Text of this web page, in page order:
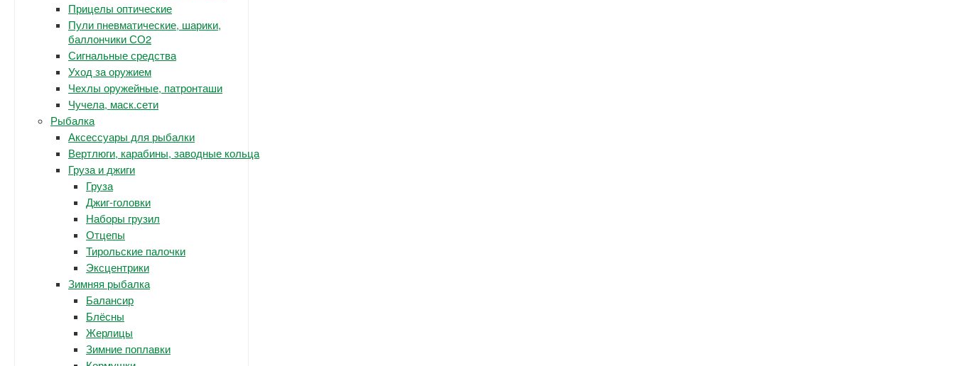
Прицелы оптические
Пули пневматические, шарики,
баллончики СО2
Сигнальные средства
Уход за оружием
Чехлы оружейные, патронташи
Чучела, маск.сети
Рыбалка
Аксессуары для рыбалки
Вертлюги, карабины, заводные кольца
Груза и джиги
Груза
Джиг-головки
Наборы грузил
Отцепы
Тирольские палочки
Эксцентрики
Зимняя рыбалка
Балансир
Блёсны
Жерлицы
Зимние поплавки